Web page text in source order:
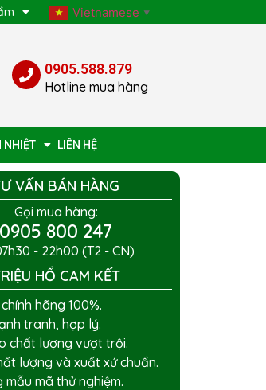
Vietnamese ▼
0905.588.879
Hotline mua hàng
NHIỆT LIÊN HỆ
VẤN BÁN HÀNG
Gọi mua hàng:
0905 800 247
- 22h00 (T2 - CN)
HỔ CAM KẾT
hãng 100%.
tranh, hợp lý.
chất lượng vượt trội.
lượng và xuất xứ chuẩn.
mẫu mã thử nghiệm.